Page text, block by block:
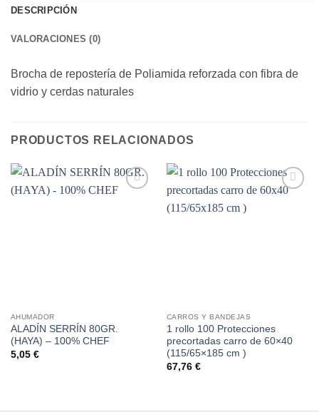
DESCRIPCIÓN
VALORACIONES (0)
Brocha de repostería de Poliamida reforzada con fibra de
vidrio y cerdas naturales
PRODUCTOS RELACIONADOS
AHUMADOR
ALADÍN SERRÍN 80GR.
(HAYA) – 100% CHEF
5,05 €
CARROS Y BANDEJAS
1 rollo 100 Protecciones
precortadas carro de 60×40
(115/65×185 cm )
67,76 €